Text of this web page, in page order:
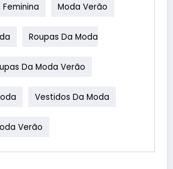
Moda Verão
Roupas Da Moda
Da Moda Verão
Vestidos Da Moda
Verão